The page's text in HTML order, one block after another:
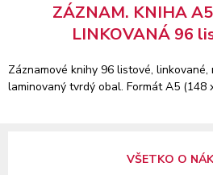
ZÁZNAM. KNIHA
LINKOVANÁ 96
Záznamové knihy 96 listové,
laminovaný tvrdý obal. Formát A5 (148
VŠETKO O